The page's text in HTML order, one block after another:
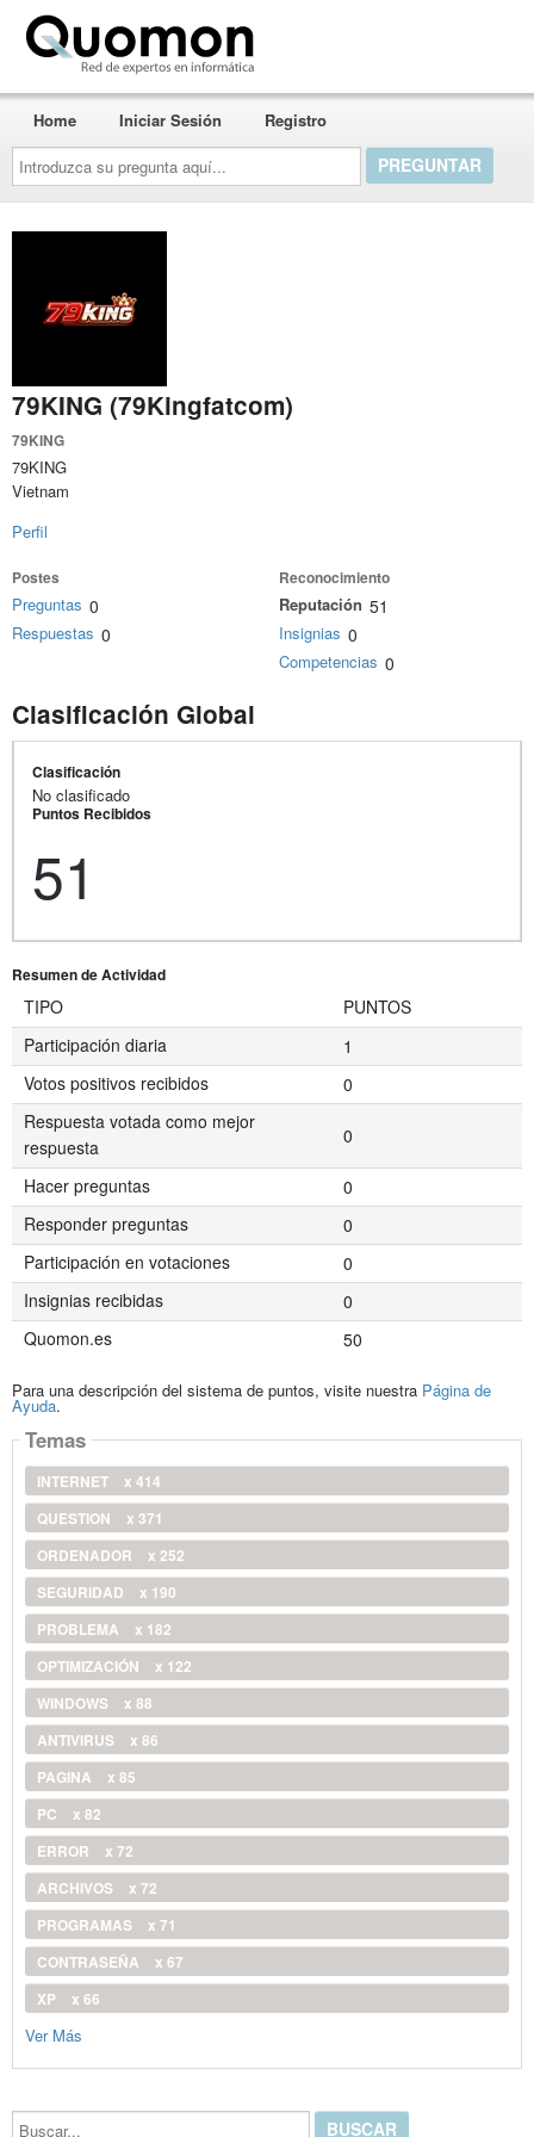
Introduzca
su
pregunta
aquí...
Home Iniciar Sesión Registro
79KING (79Kingfatcom)
79KING
79KING
Vietnam
Perfil
Postes
Preguntas 0
Respuestas 0
Reconocimiento
Reputación 51
Insignias 0
Competencias 0
Clasificación Global
Clasificación
No clasificado
Puntos Recibidos
51
Resumen de Actividad
TIPO
PUNTOS
Participación diaria
1
Votos positivos recibidos
0
Respuesta votada como mejor
respuesta
0
Hacer preguntas
0
Responder preguntas
0
Participación en votaciones
0
Insignias recibidas
0
Quomon.es
50
Para una descripción del sistema de puntos, visite nuestra Página de
Ayuda.
Temas
INTERNET
x 414
QUESTION
x 371
ORDENADOR
x 252
SEGURIDAD
x 190
PROBLEMA
x 182
OPTIMIZACIÓN
x 122
WINDOWS
x 88
ANTIVIRUS
x 86
PAGINA
x 85
PC
x 82
ERROR
x 72
ARCHIVOS
x 72
PROGRAMAS
x 71
CONTRASEÑA
x 67
XP
x 66
Ver Más
Buscar...